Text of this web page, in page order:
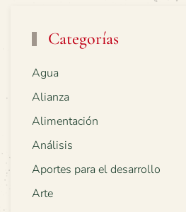
Categorías
Agua
Alianza
Alimentación
Análisis
Aportes para el desarrollo
Arte